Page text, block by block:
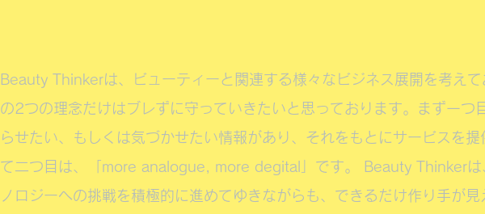
Beauty Thinkerは、ビューティーと関連する様々なビジネス展開を考えて
の2つの理念だけはブレずに守っていきたいと思っております。まず一つ
らせたい、もしくは気づかせたい情報があり、それをもとにサービスを
て二つ目は、「more analogue, more degital」です。 Beauty Thinkerは
ノロジーへの挑戦を積極的に進めてゆきながらも、できるだけ作り手が